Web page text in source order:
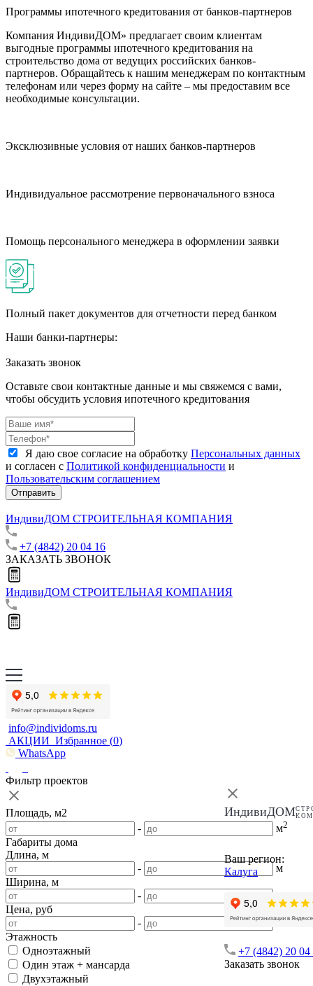
Программы ипотечного кредитования от банков-партнеров
Компания ИндивиДОМ» предлагает своим клиентам
выгодные программы ипотечного кредитования на
строительство дома от ведущих российских банков-
партнеров. Обращайтесь к нашим менеджерам по контактным
телефонам или через форму на сайте – мы предоставим все
необходимые консультации.
Эксклюзивные условия от наших банков-партнеров
Индивидуальное рассмотрение первоначального взноса
Помощь персонального менеджера в оформлении заявки
Полный пакет документов для отчетности перед банком
Наши банки-партнеры:
Заказать звонок
Оставьте свои контактные данные и мы свяжемся с вами,
чтобы обсудить условия ипотечного кредитования
Я даю свое согласие на обработку Персональных данных
и согласен с Политикой конфиденциальности и
Пользовательским соглашением
Отправить
ИндивиДОМ СТРОИТЕЛЬНАЯ КОМПАНИЯ
+7 (4842) 20 04 16
ЗАКАЗАТЬ ЗВОНОК
ИндивиДОМ СТРОИТЕЛЬНАЯ КОМПАНИЯ
info@individoms.ru
АКЦИИ Избранное (0)
WhatsApp
ИндивиДОМ
Ваш регион:
Калуга
+7 (4842) 20 04
Заказать звонок
Фильтр проектов
Площадь, м2
-
м2
Габариты дома
Длина, м
-
м
Ширина, м
-
Цена, руб
-
Этажность
Одноэтажный
Один этаж + мансарда
Двухэтажный